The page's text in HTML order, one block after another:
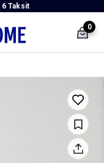
6 Taksit
0